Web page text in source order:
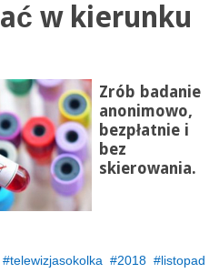
w kierunku
Zrób badanie
anonimowo,
bezpłatnie i
bez
skierowania.
telewizjasokolka 2018
listopad